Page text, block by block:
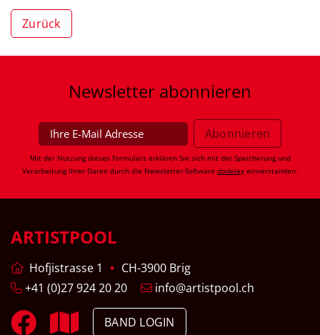
Zurück
Newsletter abonnieren
Mit der Nutzung dieses Formulars erklären Sie sich mit der Speicherung und
Verarbeitung Ihrer Daten durch die Newsletter-Software dodeley einverstanden.
ARTISTPOOL
Hofjistrasse 1
CH-3900 Brig
+41 (0)27 924 20 20
info@artistpool.ch
BAND LOGIN